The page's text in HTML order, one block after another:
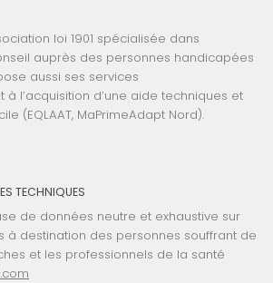
loi 1901 spécialisée dans
auprès des personnes handicapées
aussi ses services
à l’acquisition d’une aide techniques et
(EQLAAT, MaPrimeAdapt Nord).
TECHNIQUES
de données neutre et exhaustive sur
à destination des personnes souffrant de
et les professionnels de la santé